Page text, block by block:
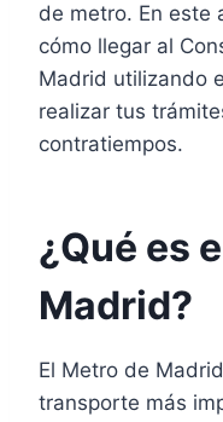
de metro. En este
cómo llegar al
Madrid utilizando
realizar tus
contratiempos.
¿Qué es
Madrid?
El Metro de
transporte más